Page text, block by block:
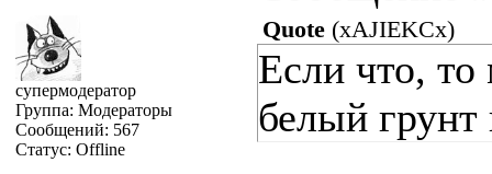
супермодератор
Группа: Модераторы
Сообщений: 567
Статус: Offline
Quote(xAJIEKCx)
Если что,
белый грунт